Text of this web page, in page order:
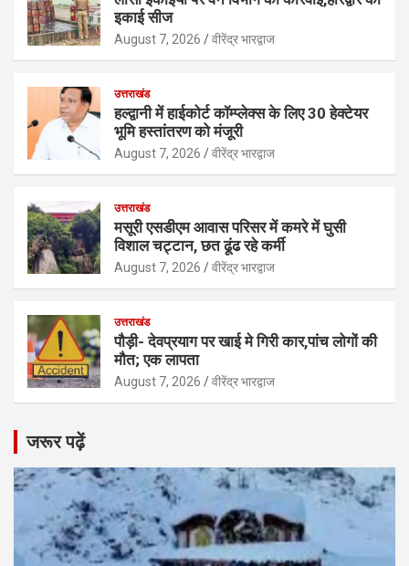
इकाई सीज
August 7, 2026 वीरेंद्र भारद्वाज
उत्तराखंड
हल्द्वानी में हाईकोर्ट कॉम्प्लेक्स के लिए 30 हेक्टेयर
भूमि हस्तांतरण को मंजूरी
August 7, 2026 वीरेंद्र भारद्वाज
उत्तराखंड
मसूरी एसडीएम आवास परिसर में कमरे में घुसी
विशाल चट्टान, छत ढूंढ रहे कर्मी
August 7, 2026 वीरेंद्र भारद्वाज
उत्तराखंड
पौड़ी- देवप्रयाग पर खाई मे गिरी कार,पांच लोगों की
मौत; एक लापता
August 7, 2026 वीरेंद्र भारद्वाज
जरूर पढ़ें